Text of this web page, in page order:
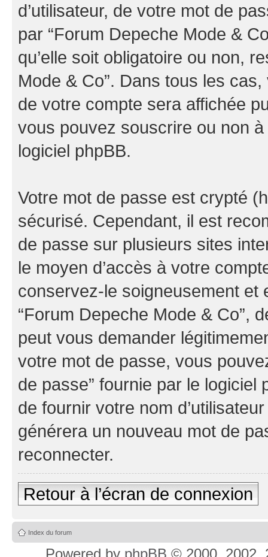
d’utilisateur, de votre mot de
par “Forum Depeche Mode &
qu’elle soit obligatoire ou non,
Mode & Co”. Dans tous les
de votre compte sera affichée
vous pouvez souscrire ou non à
logiciel phpBB.
Votre mot de passe est crypté
sécurisé. Cependant, il est
de passe sur plusieurs sites
le moyen d’accès à votre
conservez-le soigneusement et
“Forum Depeche Mode & Co”,
peut vous demander
votre mot de passe, vous
de passe” fournie par le
de fournir votre nom
générera un nouveau mot de
reconnecter.
Retour à l’écran de connexion
Index du forum
Powered by phpBB © 2000, 2002,